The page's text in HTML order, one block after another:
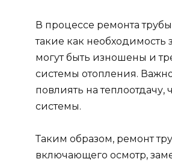
В процессе ремонта
такие как
могут быть изношены и
системы отопления.
повлиять на
системы.
Таким образом, ремонт
включающего осмотр,